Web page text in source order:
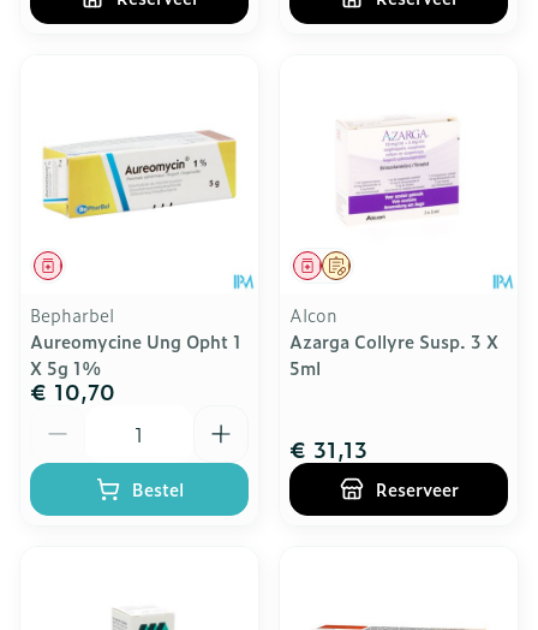
Geneesmiddel
Bepharbel
Aureomycine Ung Opht 1
X 5g 1%
€ 10,70
Bestel
Op voorschrift
Geneesmiddel
Alcon
Azarga Collyre Susp. 3 X
5ml
€ 31,13
Reserveer